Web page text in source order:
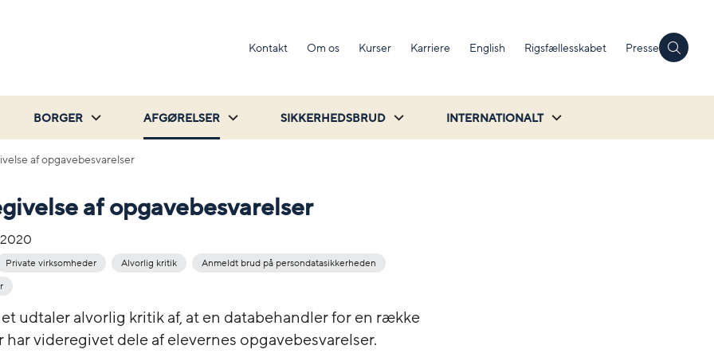
Kontakt Om os Kurser Karriere English Rigsfællesskabet Presse
BORGER AFGØRELSER SIKKERHEDSBRUD INTERNATIONALT
af opgavebesvarelser
af opgavebesvarelser
Private virksomheder Alvorlig kritik
Anmeldt brud på persondatasikkerheden
udtaler alvorlig kritik af, at en databehandler for en række
har videregivet dele af elevernes opgavebesvarelser.